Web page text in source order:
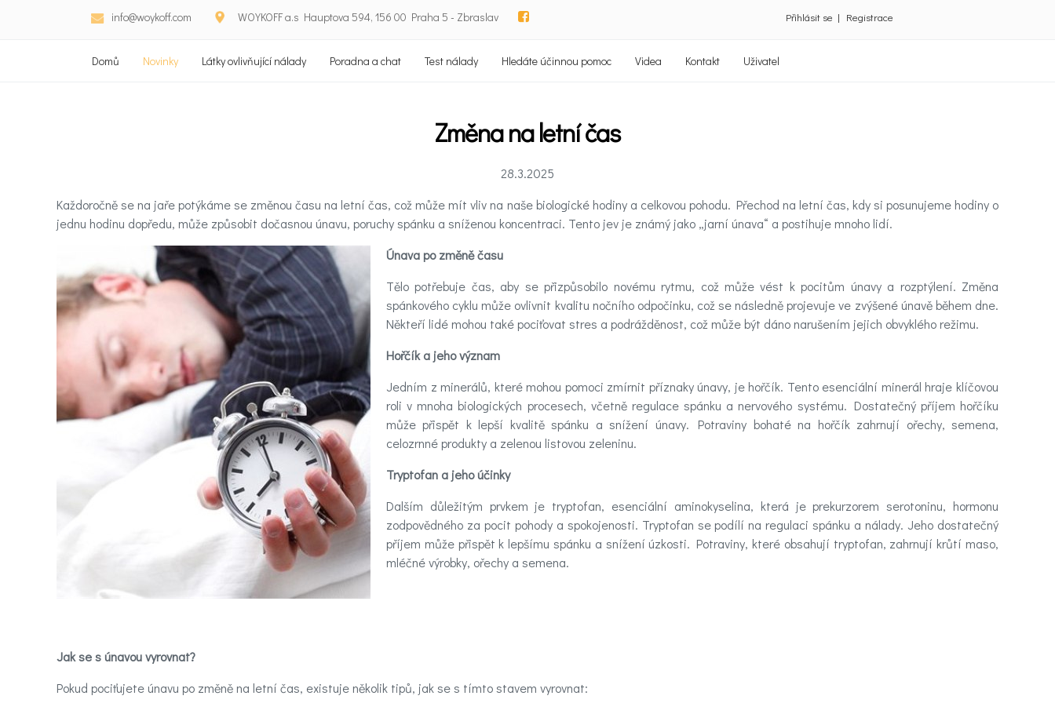
info@woykoff.com WOYKOFF a.s Hauptova 594, 156 00 Praha 5 - Zbraslav Přihlásit se | Registrace
Domů Novinky Látky ovlivňující nálady Poradna a chat Test nálady Hledáte účinnou pomoc Videa Kontakt Uživatel
Domů
Látky
ovlivňující
nálady
Novinky
Poradna
chat
Test
nálady
účinnou
pomoc
Změna na letní čas
28.3.2025
Každoročně se na jaře potýkáme se změnou času na letní čas, což může mít vliv na naše biologické hodiny a celkovou pohodu. Přechod na letní čas, kdy si posunujeme hodiny o
jednu hodinu dopředu, může způsobit dočasnou únavu, poruchy spánku a sníženou koncentraci. Tento jev je známý jako „jarní únava“ a postihuje mnoho lidí.
Únava po změně času
Tělo potřebuje čas, aby se přizpůsobilo novému rytmu, což může vést k pocitům únavy a rozptýlení. Změna
spánkového cyklu může ovlivnit kvalitu nočního odpočinku, což se následně projevuje ve zvýšené únavě během dne.
Někteří lidé mohou také pociťovat stres a podrážděnost, což může být dáno narušením jejich obvyklého režimu.
Hořčík a jeho význam
Jedním z minerálů, které mohou pomoci zmírnit příznaky únavy, je hořčík. Tento esenciální minerál hraje klíčovou
roli v mnoha biologických procesech, včetně regulace spánku a nervového systému. Dostatečný příjem hořčíku
může přispět k lepší kvalitě spánku a snížení únavy. Potraviny bohaté na hořčík zahrnují ořechy, semena,
celozrnné produkty a zelenou listovou zeleninu.
Tryptofan a jeho účinky
Dalším důležitým prvkem je tryptofan, esenciální aminokyselina, která je prekurzorem serotoninu, hormonu
zodpovědného za pocit pohody a spokojenosti. Tryptofan se podílí na regulaci spánku a nálady. Jeho dostatečný
příjem může přispět k lepšímu spánku a snížení úzkosti. Potraviny, které obsahují tryptofan, zahrnují krůtí maso,
mléčné výrobky, ořechy a semena.
Jak se s únavou vyrovnat?
Pokud pociťujete únavu po změně na letní čas, existuje několik tipů, jak se s tímto stavem vyrovnat: